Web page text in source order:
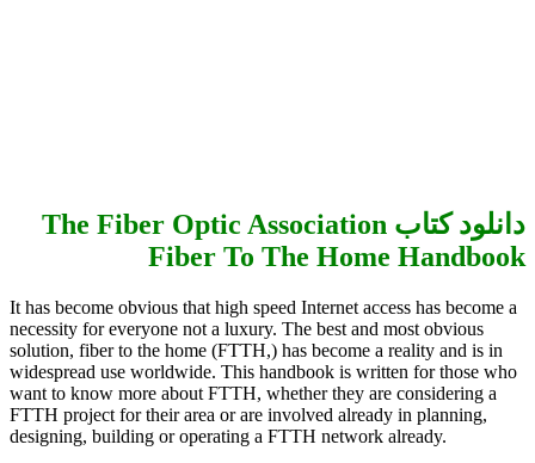
دانلود کتاب The Fiber Optic Association
Fiber To The Home Handbook
It has become obvious that high speed Internet access has become a
necessity for everyone not a luxury. The best and most obvious
solution, fiber to the home (FTTH,) has become a reality and is in
widespread use worldwide. This handbook is written for those who
want to know more about FTTH, whether they are considering a
FTTH project for their area or are involved already in planning,
designing, building or operating a FTTH network already.